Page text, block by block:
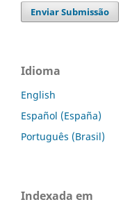
Enviar Submissão
Idioma
English
Español (España)
Português (Brasil)
Indexada em